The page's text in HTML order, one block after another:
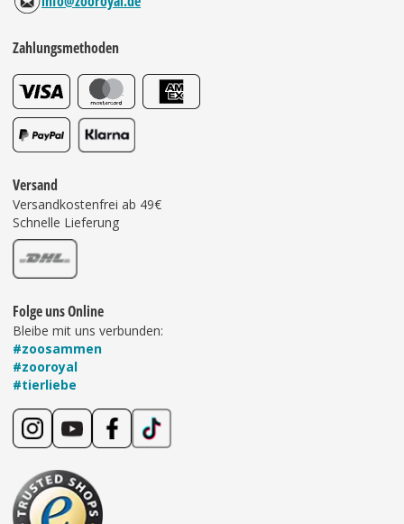
Zahlungsmethoden
Versand
Versandkostenfrei ab 49€
Schnelle Lieferung
Folge uns Online
Bleibe mit uns verbunden:
#zoosammen
#zooroyal
#tierliebe